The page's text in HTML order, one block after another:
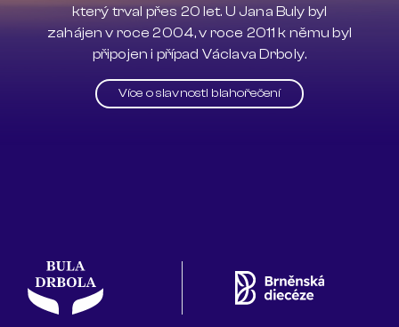
který trval přes 20 let. U Jana Buly byl
zahájen v roce 2004, v roce 2011 k němu byl
připojen i případ Václava Drboly.
Více o slavnosti blahořečení